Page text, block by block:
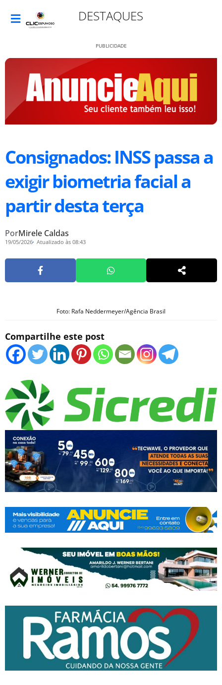
DESTAQUES
PUBLICIDADE
Consignados: INSS passa a
exigir biometria facial a
partir desta terça
PorMirele Caldas
19/05/2026 Atualizado às 08:43
Foto: Rafa Neddermeyer/Agência Brasil
Compartilhe este post